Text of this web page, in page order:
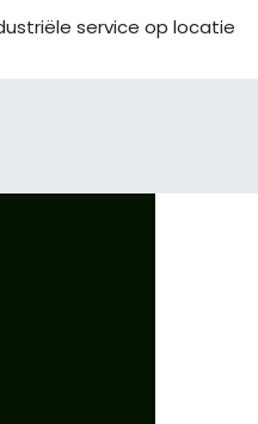
service op locatie